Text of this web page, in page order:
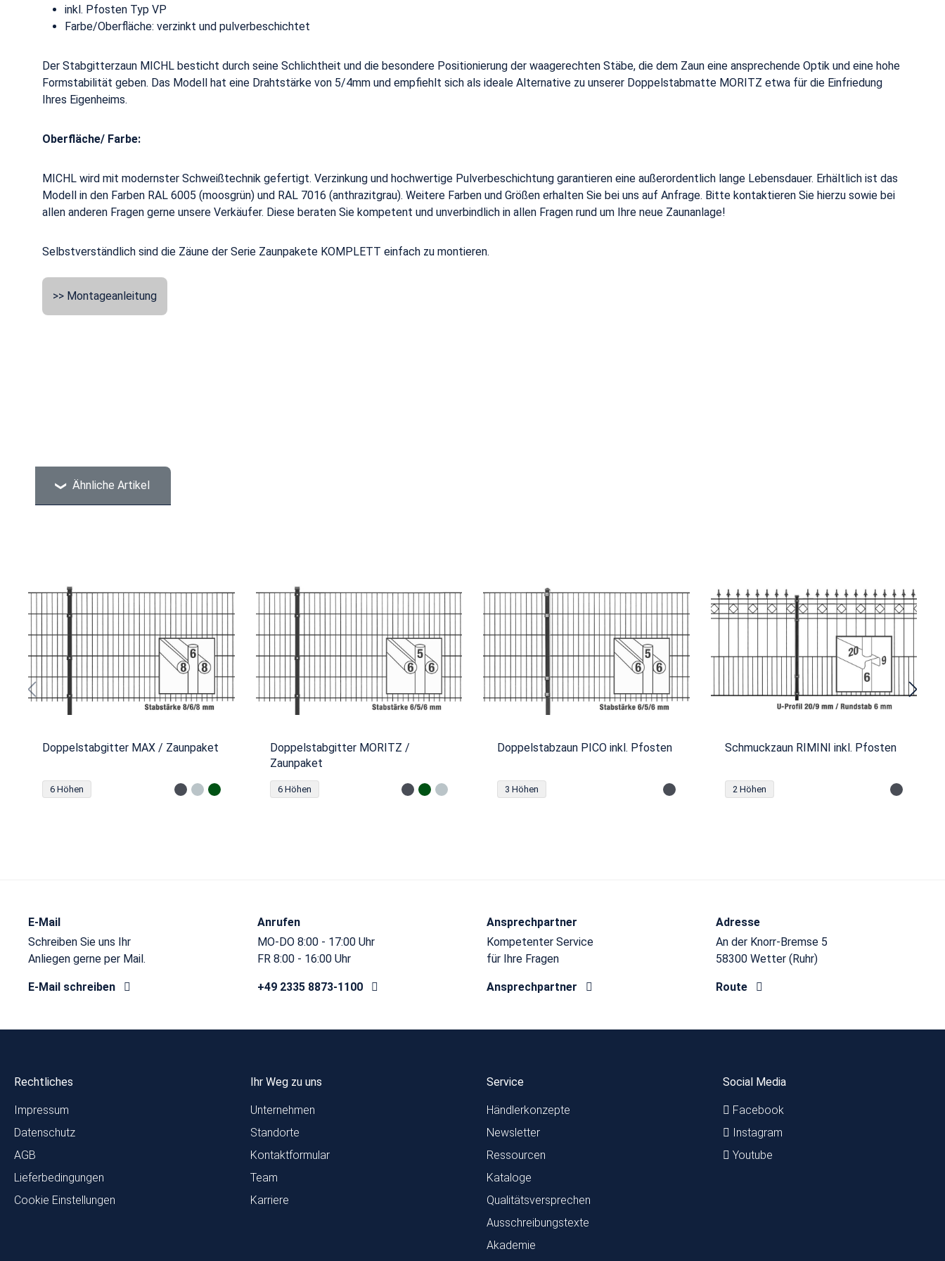
inkl. Pfosten Typ VP
Farbe/Oberfläche: verzinkt und pulverbeschichtet
Der Stabgitterzaun MICHL besticht durch seine Schlichtheit und die besondere Positionierung der waagerechten Stäbe, die dem Zaun eine ansprechende Optik und eine hohe
Formstabilität geben. Das Modell hat eine Drahtstärke von 5/4mm und empfiehlt sich als ideale Alternative zu unserer Doppelstabmatte MORITZ etwa für die Einfriedung
Ihres Eigenheims.
Oberfläche/ Farbe:
MICHL wird mit modernster Schweißtechnik gefertigt. Verzinkung und hochwertige Pulverbeschichtung garantieren eine außerordentlich lange Lebensdauer. Erhältlich ist das
Modell in den Farben RAL 6005 (moosgrün) und RAL 7016 (anthrazitgrau). Weitere Farben und Größen erhalten Sie bei uns auf Anfrage. Bitte kontaktieren Sie hierzu sowie bei
allen anderen Fragen gerne unsere Verkäufer. Diese beraten Sie kompetent und unverbindlich in allen Fragen rund um Ihre neue Zaunanlage!
Selbstverständlich sind die Zäune der Serie Zaunpakete KOMPLETT einfach zu montieren.
>> Montageanleitung
Ähnliche Artikel
Doppelstabgitter MAX / Zaunpaket
6 Höhen
Doppelstabgitter MORITZ /
Zaunpaket
6 Höhen
Doppelstabzaun PICO inkl. Pfosten
3 Höhen
Schmuckzaun RIMINI inkl. Pfosten
2 Höhen
E-Mail
Schreiben Sie uns Ihr
Anliegen gerne per Mail.
E-Mail schreiben
Anrufen
MO-DO 8:00 - 17:00 Uhr
FR 8:00 - 16:00 Uhr
+49 2335 8873-1100
Ansprechpartner
Kompetenter Service
für Ihre Fragen
Ansprechpartner
Adresse
An der Knorr-Bremse 5
58300 Wetter (Ruhr)
Route
Rechtliches
Impressum
Datenschutz
AGB
Lieferbedingungen
Cookie Einstellungen
Ihr Weg zu uns
Unternehmen
Standorte
Kontaktformular
Team
Karriere
Service
Händlerkonzepte
Newsletter
Ressourcen
Kataloge
Qualitätsversprechen
Ausschreibungstexte
Akademie
Social Media
Facebook
Instagram
Youtube